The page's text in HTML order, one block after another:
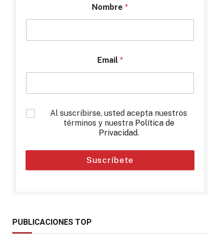
Nombre *
Email *
*
Al suscribirse, usted acepta nuestros
términos y nuestra Política de
Privacidad.
Suscríbete
PUBLICACIONES TOP